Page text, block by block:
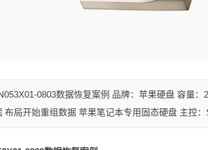
0803数据恢复案例 品牌：苹果硬盘 容量
布局开始重组数据 苹果笔记本专用固态硬盘 主控：